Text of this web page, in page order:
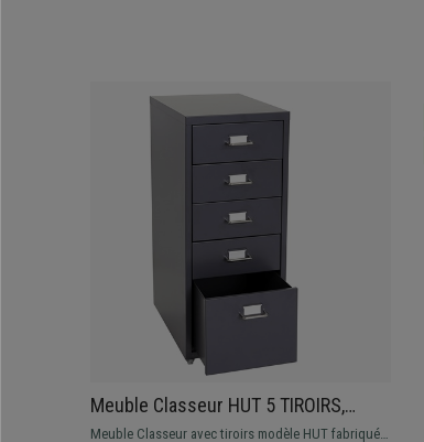
Meuble Classeur HUT 5 TIROIRS,
69x28x44 cm, en Acier, Gris
Meuble Classeur avec tiroirs modèle HUT fabriqué à